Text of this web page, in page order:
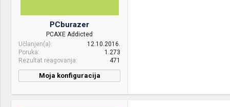
PCburazer
PCAXE Addicted
Učlanjen(a)
12.10.2016.
Poruka
1.273
Rezultat reagovanja
471
Moja konfiguracija